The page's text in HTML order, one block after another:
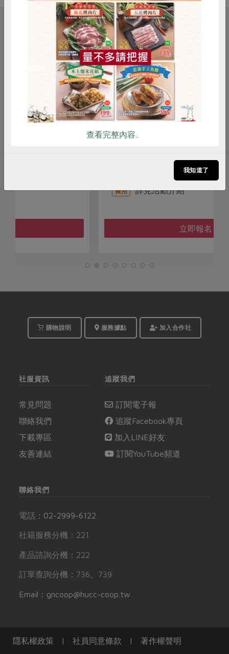
相關活動
料理/教作
苓雅綠食—手作葷素包子
費用 詳見活動介紹
購物說明 服務據點 加入合作社
社服資訊
常見問題
聯絡我們
下載專區
友善連結
追蹤我們
訂閱電子報
追蹤Facebook專頁
加入LINE好友
訂閱YouTube頻道
聯絡我們
電話： 02-2999-6122
社籍服務分機：221
產品諮詢分機：222
訂單查詢分機：736、739
Email：gncoop@hucc-coop.tw
隱私權政策 | 社員同意條款 | 著作權聲明
RPET 食譜 減硝酸鹽
雞蛋 食安 共同購買
查看完整內容..
我知道了